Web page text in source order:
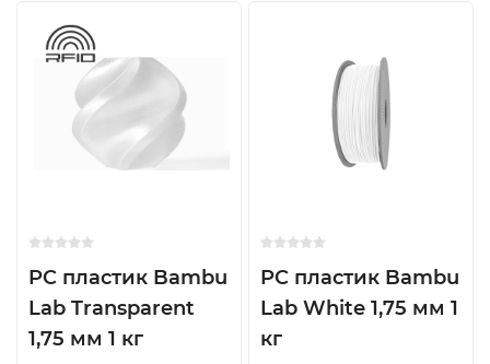
PC пластик Bambu
Lab Transparent
1,75 мм 1 кг
PC пластик Bambu
Lab White 1,75 мм 1
кг